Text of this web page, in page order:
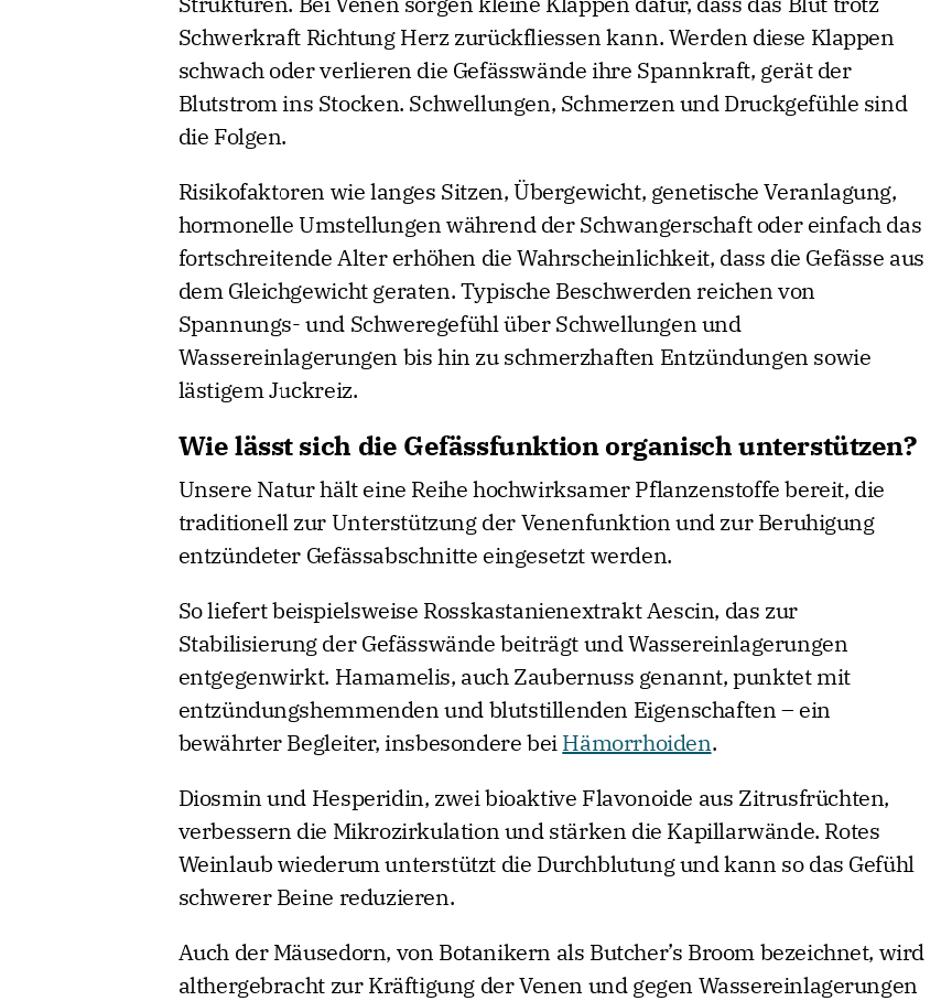
Schwerkraft Richtung Herz zurückfliessen kann. Werden diese Klappen
schwach oder verlieren die Gefässwände ihre Spannkraft, gerät der
Blutstrom ins Stocken. Schwellungen, Schmerzen und Druckgefühle sind
die Folgen.
Risikofaktoren wie langes Sitzen, Übergewicht, genetische Veranlagung,
hormonelle Umstellungen während der Schwangerschaft oder einfach das
fortschreitende Alter erhöhen die Wahrscheinlichkeit, dass die Gefässe aus
dem Gleichgewicht geraten. Typische Beschwerden reichen von
Spannungs- und Schweregefühl über Schwellungen und
Wassereinlagerungen bis hin zu schmerzhaften Entzündungen sowie
lästigem Juckreiz.
Wie lässt sich die Gefässfunktion organisch unterstützen?
Unsere Natur hält eine Reihe hochwirksamer Pflanzenstoffe bereit, die
traditionell zur Unterstützung der Venenfunktion und zur Beruhigung
entzündeter Gefässabschnitte eingesetzt werden.
So liefert beispielsweise Rosskastanienextrakt Aescin, das zur
Stabilisierung der Gefässwände beiträgt und Wassereinlagerungen
entgegenwirkt. Hamamelis, auch Zaubernuss genannt, punktet mit
entzündungshemmenden und blutstillenden Eigenschaften – ein
bewährter Begleiter, insbesondere beiHämorrhoiden.
Diosmin und Hesperidin, zwei bioaktive Flavonoide aus Zitrusfrüchten,
verbessern die Mikrozirkulation und stärken die Kapillarwände. Rotes
Weinlaub wiederum unterstützt die Durchblutung und kann so das Gefühl
schwerer Beine reduzieren.
Auch der Mäusedorn, von Botanikern als Butcher’s Broom bezeichnet, wird
althergebracht zur Kräftigung der Venen und gegen Wassereinlagerungen